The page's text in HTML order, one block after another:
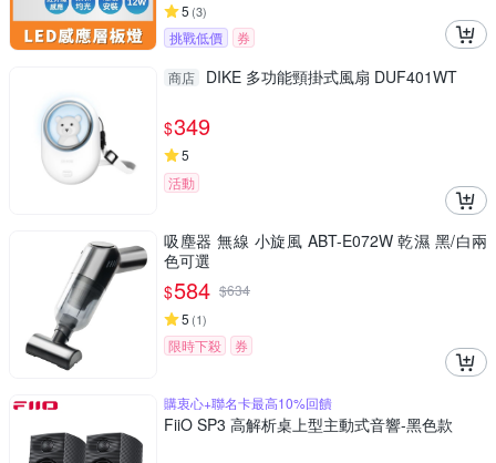
5 (3)
挑戰低價 券
商店 DIKE 多功能頸掛式風扇 DUF401WT
$349
5
活動
吸塵器 無線 小旋風 ABT-E072W 乾濕 黑/白兩
色可選
$584 $634
5 (1)
限時下殺 券
購衷心+聯名卡最高10%回饋
FiiO SP3 高解析桌上型主動式音響-黑色款